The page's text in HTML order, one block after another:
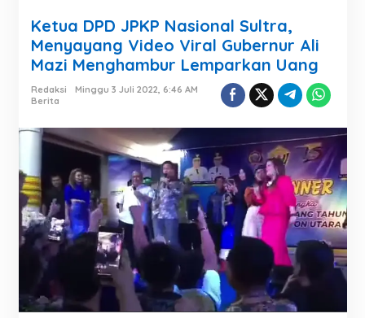
Ketua DPD JPKP Nasional Sultra,
Menyayang Video Viral Gubernur Ali
Mazi Menghambur Lemparkan Uang
Redaksi
Minggu 3 Juli 2022, 6:46 AM
Berita